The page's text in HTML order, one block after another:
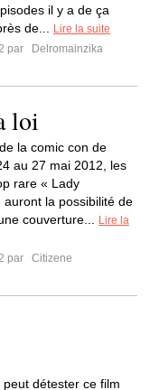
il y a de ça
de...
Lire la suite
par
Delromainzika
loi
la comic con de
au 27 mai 2012, les
rare « Lady
auront la possibilité de
couverture...
Lire la
par
Citizene
détester ce film